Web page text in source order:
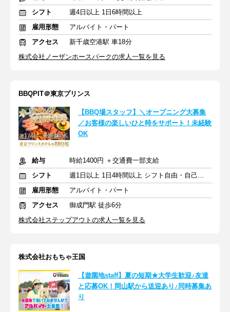
シフト
週4日以上 1日6時間以上
雇用形態
アルバイト・パート
アクセス
新千歳空港駅 車18分
株式会社ノーザンホースパークの求人一覧を見る
BBQPIT＠東京プリンス
【BBQ場スタッフ】＼オープニング大募集
／お客様の楽しいひと時をサポート！未経験
OK
給与
時給1400円 ＋交通費一部支給
シフト
週1日以上 1日4時間以上 シフト自由・自己申告
雇用形態
アルバイト・パート
アクセス
御成門駅 徒歩6分
株式会社ステップアウトの求人一覧を見る
株式会社おもちゃ王国
【遊園地staff】夏の短期★大学生歓迎♪友達
と応募OK！岡山駅から送迎あり♪同時募集あ
り